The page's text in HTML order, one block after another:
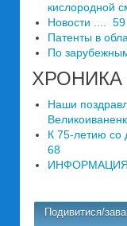
кислородной
Новости .... 59
Патенты в
По
ХРОНИКА
Наши
К 75-летию со
68
ИНФОРМАЦИЯ
Подивитися/